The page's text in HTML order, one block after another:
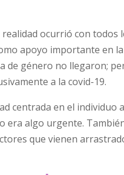
ocurrió con
apoyo importante en
de género no llegaron;
a la covid-19.
centrada en el individuo
era algo urgente.
que vienen